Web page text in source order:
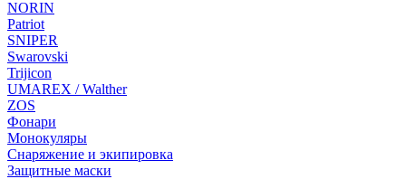
NORIN
Patriot
SNIPER
Swarovski
Trijicon
UMAREX / Walther
ZOS
Фонари
Монокуляры
Снаряжение и экипировка
Защитные маски